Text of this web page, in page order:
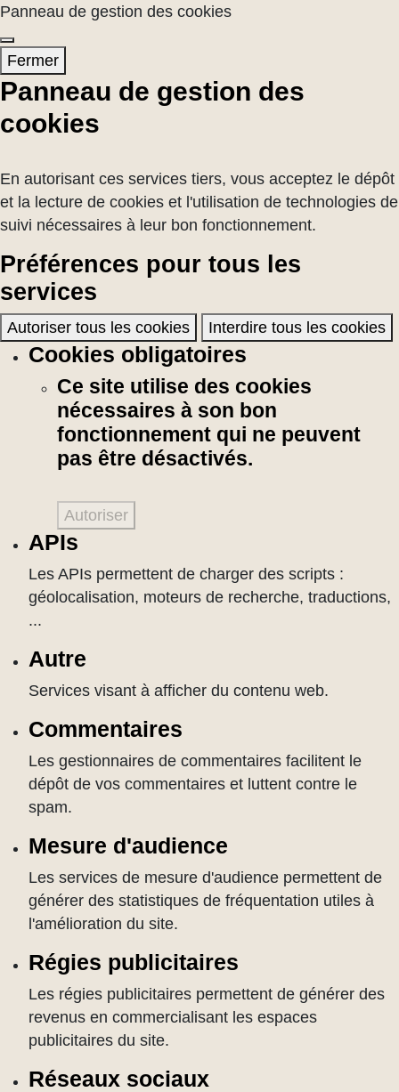
Panneau de gestion des cookies
Fermer
Panneau de gestion des
cookies
En autorisant ces services tiers, vous acceptez le dépôt
et la lecture de cookies et l'utilisation de technologies de
suivi nécessaires à leur bon fonctionnement.
Préférences pour tous les
services
Autoriser tous les cookies Interdire tous les cookies
Cookies obligatoires
Ce site utilise des cookies
nécessaires à son bon
fonctionnement qui ne peuvent
pas être désactivés.
Autoriser
APIs
Les APIs permettent de charger des scripts :
géolocalisation, moteurs de recherche, traductions,
...
Autre
Services visant à afficher du contenu web.
Commentaires
Les gestionnaires de commentaires facilitent le
dépôt de vos commentaires et luttent contre le
spam.
Mesure d'audience
Les services de mesure d'audience permettent de
générer des statistiques de fréquentation utiles à
l'amélioration du site.
Régies publicitaires
Les régies publicitaires permettent de générer des
revenus en commercialisant les espaces
publicitaires du site.
Réseaux sociaux